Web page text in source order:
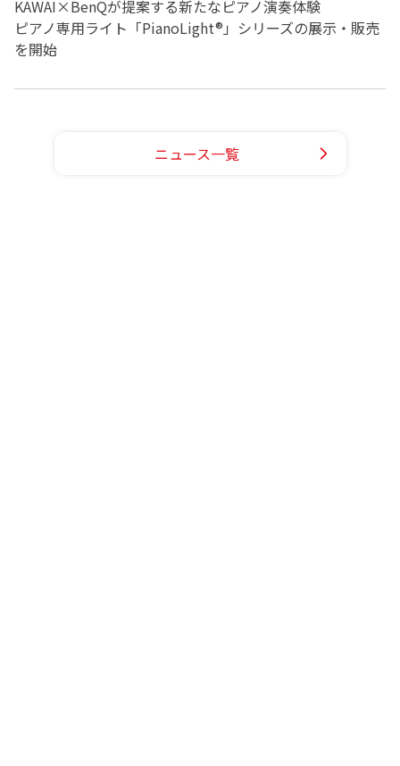
KAWAI×BenQが提案する新たなピアノ演奏体験
ピアノ専用ライト「PianoLight®」シリーズの展示・販売
を開始
ニュース一覧